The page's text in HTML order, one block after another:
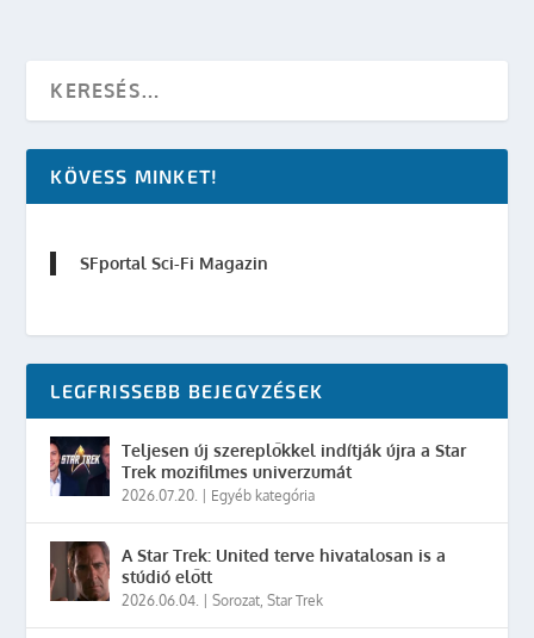
KÖVESS MINKET!
SFportal Sci-Fi Magazin
LEGFRISSEBB BEJEGYZÉSEK
Teljesen új szereplőkkel indítják újra a Star
Trek mozifilmes univerzumát
2026.07.20. | Egyéb kategória
A Star Trek: United terve hivatalosan is a
stúdió előtt
2026.06.04. |Sorozat ,Star Trek